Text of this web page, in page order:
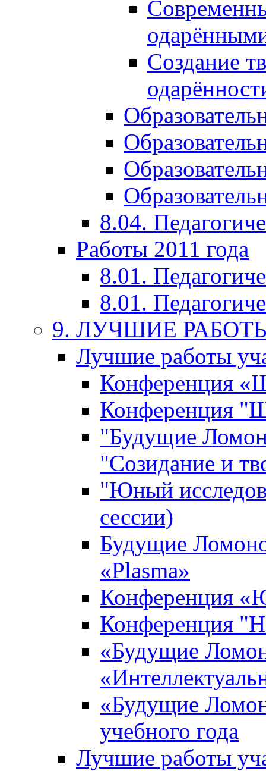
Создание
8.04.
Работы 2011 года
8.01.
8.01.
9. ЛУЧШИЕ
Лучшие работы
Конференция
Конференция
"Будущие
"Созидание и
"Юный
сессии)
Будущие
«Plasma»
Конференция
Конференция
«Будущие
«Будущие
учебного года
Лучшие работы